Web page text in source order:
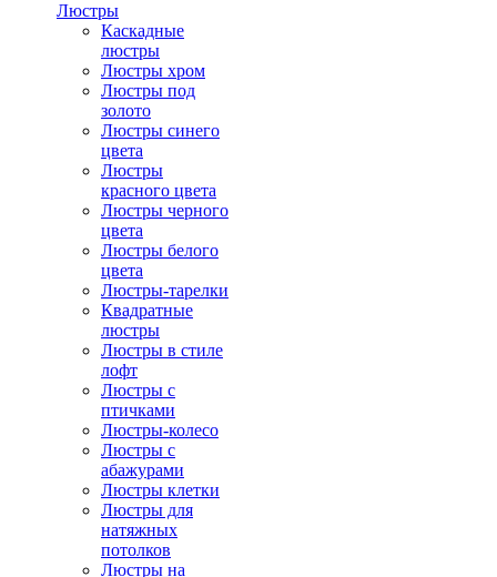
Люстры
Каскадные
люстры
Люстры хром
Люстры под
золото
Люстры синего
цвета
Люстры
красного цвета
Люстры черного
цвета
Люстры белого
цвета
Люстры-тарелки
Квадратные
люстры
Люстры в стиле
лофт
Люстры с
птичками
Люстры-колесо
Люстры с
абажурами
Люстры клетки
Люстры для
натяжных
потолков
Люстры на